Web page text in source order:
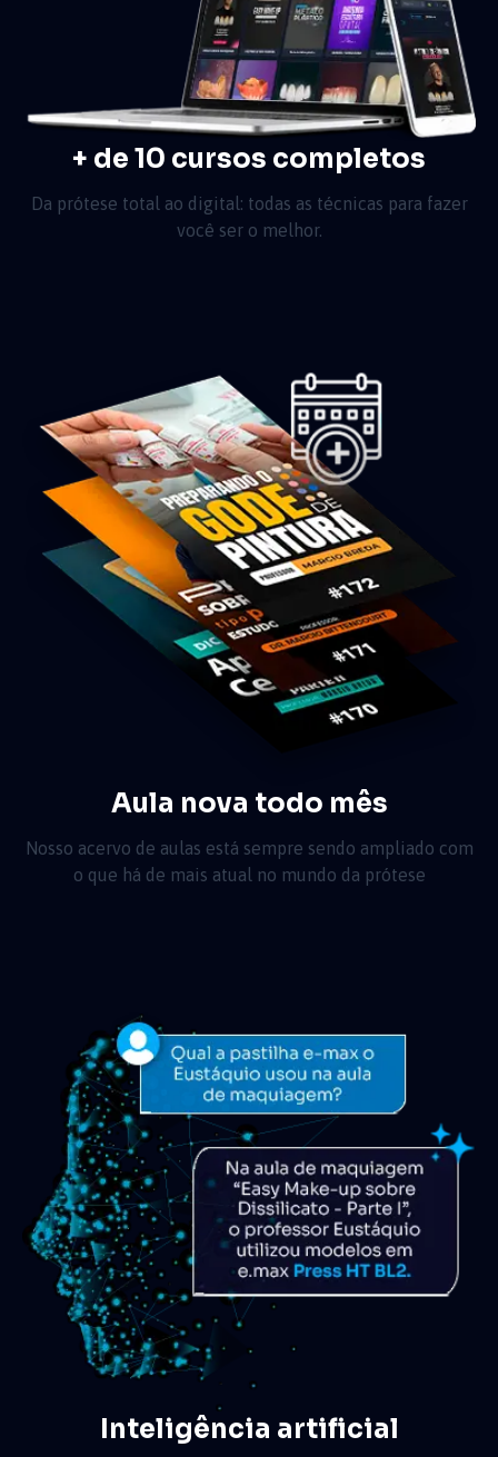
+ de 10 cursos completos
Da prótese total ao digital: todas as técnicas para fazer
você ser o melhor.
Aula nova todo mês
Nosso acervo de aulas está sempre sendo ampliado com
o que há de mais atual no mundo da prótese
Inteligência artificial